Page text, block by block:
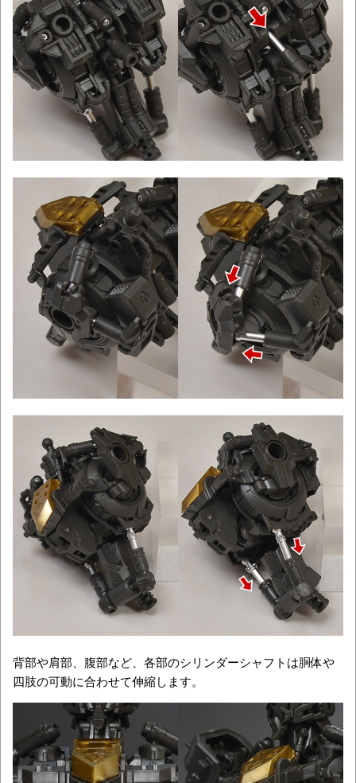
背部や肩部、腹部など、各部のシリンダーシャフトは胴体や
四肢の可動に合わせて伸縮します。